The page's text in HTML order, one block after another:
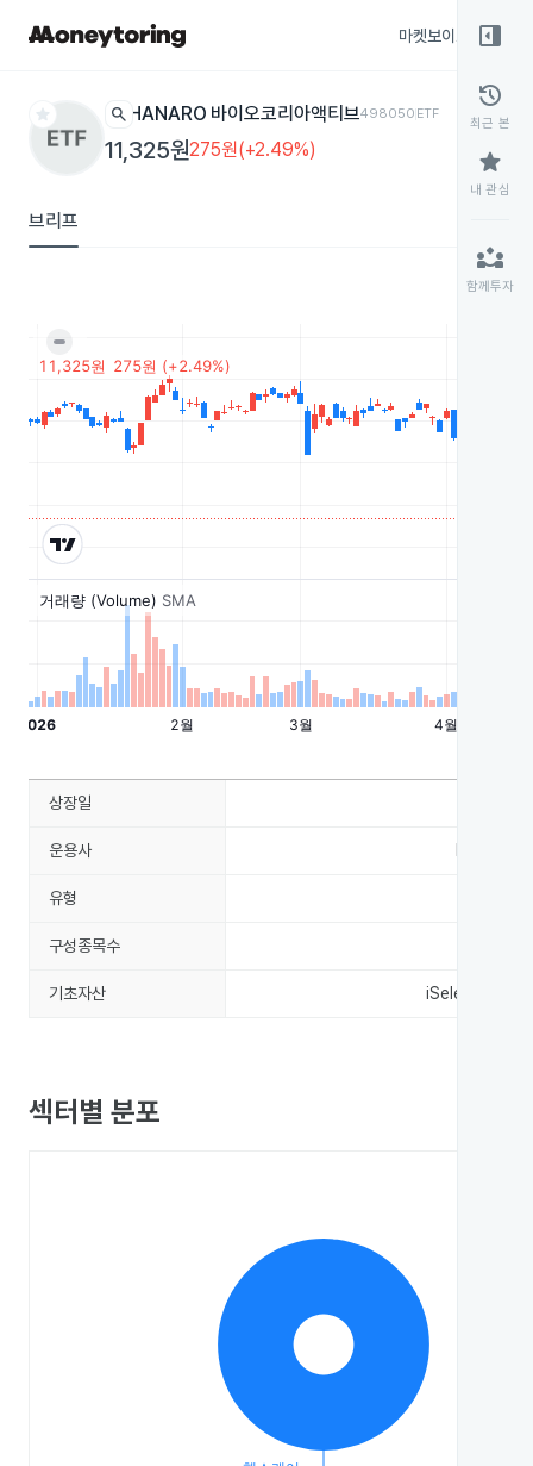
마켓보이스
star search HANARO 바이오코리아액티브498050ETF
11,325원275원(+2.49%)
브리프
right_panel_open
history
최근 본
star
내 관심
partner_exchange
함께투자